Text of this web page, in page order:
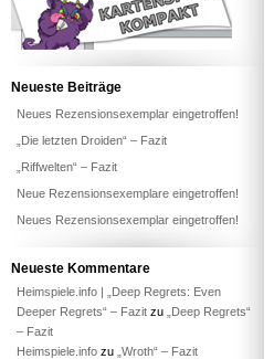
Neueste Beiträge
Neues Rezensionsexemplar eingetroffen!
„Die letzten Droiden“ – Fazit
„Riffwelten“ – Fazit
Neue Rezensionsexemplare eingetroffen!
Neues Rezensionsexemplar eingetroffen!
Neueste Kommentare
Heimspiele.info | „Deep Regrets: Even
Deeper Regrets“ – Fazit zu
„Deep Regrets“
– Fazit
Heimspiele.info zu „Wroth“ – Fazit